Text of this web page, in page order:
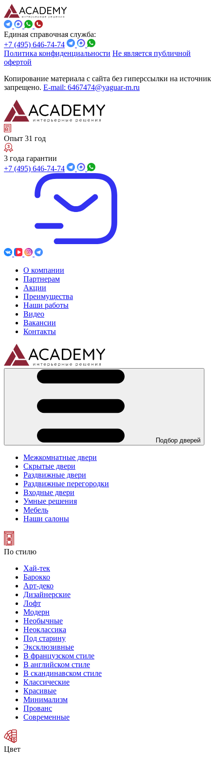
Единая справочная служба:
+7 (495) 646-74-74
Политика конфиденциальности Не является публичной
офертой
Копирование материала с сайта без гиперссылки на источник
запрещено. E-mail: 6467474@yaguar-m.ru
Опыт 31 год
3 года гарантии
+7 (495) 646-74-74
О компании
Партнерам
Акции
Преимущества
Наши работы
Видео
Вакансии
Контакты
Подбор дверей
Межкомнатные двери
Скрытые двери
Раздвижные двери
Раздвижные перегородки
Входные двери
Умные решения
Мебель
Наши салоны
По стилю
Хай-тек
Барокко
Арт-деко
Дизайнерские
Лофт
Модерн
Необычные
Неоклассика
Под старину
Эксклюзивные
В французском стиле
В английском стиле
В скандинавском стиле
Классические
Красивые
Минимализм
Прованс
Современные
Цвет